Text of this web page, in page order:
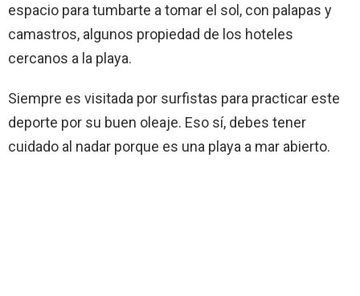
espacio para tumbarte a tomar el sol, con palapas y
camastros, algunos propiedad de los hoteles
cercanos a la playa.
Siempre es visitada por surfistas para practicar este
deporte por su buen oleaje. Eso sí, debes tener
cuidado al nadar porque es una playa a mar abierto.